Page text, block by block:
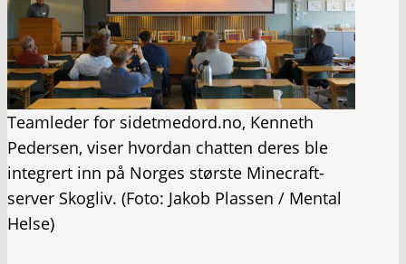
Teamleder for sidetmedord.no, Kenneth
Pedersen, viser hvordan chatten deres ble
integrert inn på Norges største Minecraft-
server Skogliv. (Foto: Jakob Plassen / Mental
Helse)